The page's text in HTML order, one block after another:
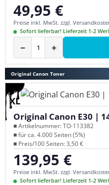
Regulärer Preis:
49,95 €
Preise inkl. MwSt. zzgl.
Sofort lieferbar! Lieferzeit 1-2
− +
Original Canon Toner
XL
Original Canon E30 |
■ Artikelnummer: TO-113382
■ für ca. 4.000 Seiten (5%)
■ Preis/100 Seiten: 3,50 €
Regulärer Preis:
139,95 €
Preise inkl. MwSt. zzgl.
Sofort lieferbar! Lieferzeit 1-2